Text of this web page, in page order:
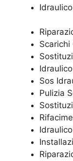
Scarichi
Sos
Pulizia